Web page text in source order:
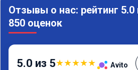
Отзывы о нас: рейтинг 5.0
850 оценок
5.0 из 5★★★★★ Avito